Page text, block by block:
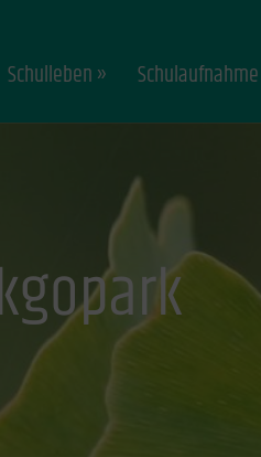
Schulleben Schulaufnahme